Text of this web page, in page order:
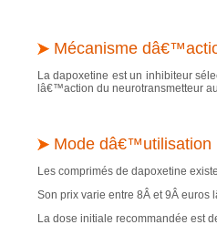
Mécanisme
La dapoxetine est un inhibiteur
lâ€™action du neurotransmetteur
Mode dâ€™utilisation
Les comprimés de dapoxetine
Son prix varie entre 8Â et 9Â euros
La dose initiale recommandée est